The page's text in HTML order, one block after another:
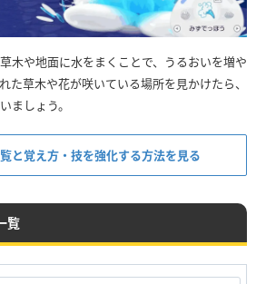
木や地面に水をまくことで、うるおいを増や
た草木や花が咲いている場所を見かけたら、
ましょう。
と覚え方・技を強化する方法を見る
覧